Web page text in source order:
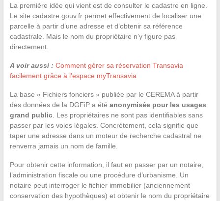
La première idée qui vient est de consulter le cadastre en ligne.
Le site cadastre.gouv.fr permet effectivement de localiser une
parcelle à partir d’une adresse et d’obtenir sa référence
cadastrale. Mais le nom du propriétaire n’y figure pas
directement.
A voir aussi : Comment gérer sa réservation Transavia
facilement grâce à l'espace myTransavia
La base « Fichiers fonciers » publiée par le CEREMA à partir
des données de la DGFiP a été anonymisée pour les usages
grand public. Les propriétaires ne sont pas identifiables sans
passer par les voies légales. Concrètement, cela signifie que
taper une adresse dans un moteur de recherche cadastral ne
renverra jamais un nom de famille.
Pour obtenir cette information, il faut en passer par un notaire,
l’administration fiscale ou une procédure d’urbanisme. Un
notaire peut interroger le fichier immobilier (anciennement
conservation des hypothèques) et obtenir le nom du propriétaire